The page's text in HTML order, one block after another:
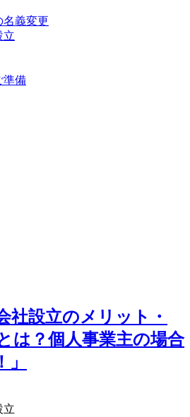
名義変更
立
準備
社設立のメリット・
は？個人事業主の場合
立